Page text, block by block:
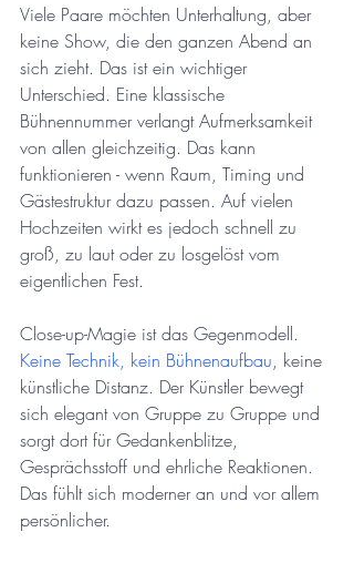
Viele Paare möchten Unterhaltung, aber
keine Show, die den ganzen Abend an
sich zieht. Das ist ein wichtiger
Unterschied. Eine klassische
Bühnennummer verlangt Aufmerksamkeit
von allen gleichzeitig. Das kann
funktionieren - wenn Raum, Timing und
Gästestruktur dazu passen. Auf vielen
Hochzeiten wirkt es jedoch schnell zu
groß, zu laut oder zu losgelöst vom
eigentlichen Fest.
Close-up-Magie ist das Gegenmodell.
Keine Technik, kein Bühnenaufbau, keine
künstliche Distanz. Der Künstler bewegt
sich elegant von Gruppe zu Gruppe und
sorgt dort für Gedankenblitze,
Gesprächsstoff und ehrliche Reaktionen.
Das fühlt sich moderner an und vor allem
persönlicher.